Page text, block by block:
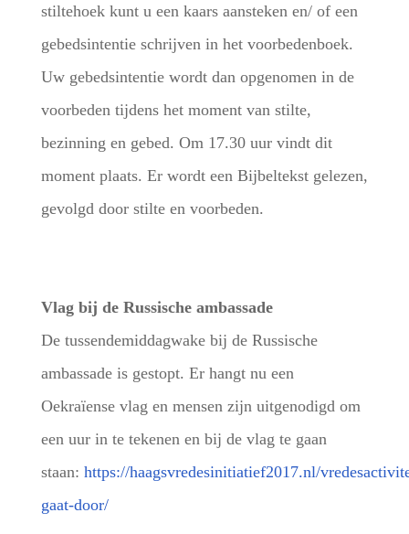
stiltehoek kunt u een kaars aansteken en/ of een
gebedsintentie schrijven in het voorbedenboek.
Uw gebedsintentie wordt dan opgenomen in de
voorbeden tijdens het moment van stilte,
bezinning en gebed. Om 17.30 uur vindt dit
moment plaats. Er wordt een Bijbeltekst gelezen,
gevolgd door stilte en voorbeden.
Vlag bij de Russische ambassade
De tussendemiddagwake bij de Russische
ambassade is gestopt. Er hangt nu een
Oekraïense vlag en mensen zijn uitgenodigd om
een uur in te tekenen en bij de vlag te gaan
staan: https://haagsvredesinitiatief2017.nl/
gaat-door/